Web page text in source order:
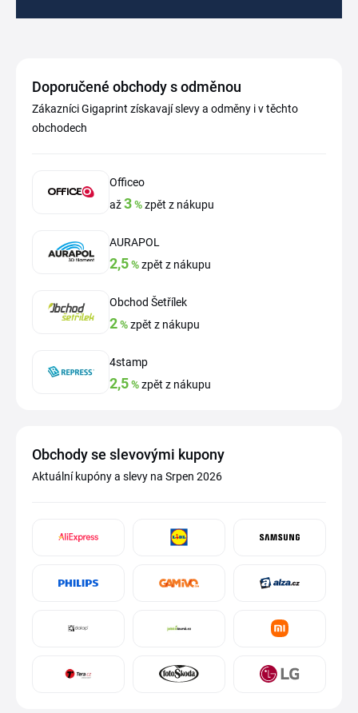
Doporučené obchody s odměnou
Zákazníci Gigaprint získavají slevy a odměny i v těchto
obchodech
Officeo
až3%zpět z nákupu
AURAPOL
2,5%zpět z nákupu
Obchod Šetřílek
2%zpět z nákupu
4stamp
2,5%zpět z nákupu
Obchody se slevovými kupony
Aktuální kupóny a slevy na Srpen 2026